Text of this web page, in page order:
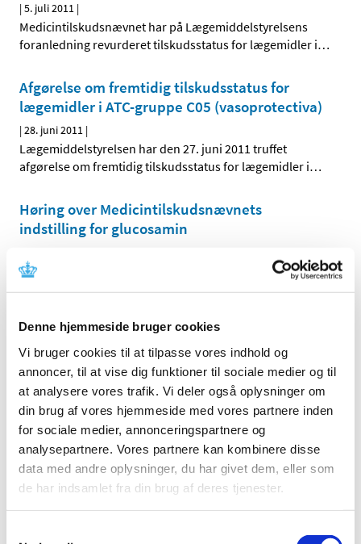
Denne hjemmeside bruger cookies
Vi bruger cookies til at tilpasse vores indhold og
annoncer, til at vise dig funktioner til sociale medier og til
at analysere vores trafik. Vi deler også oplysninger om
din brug af vores hjemmeside med vores partnere inden
for sociale medier, annonceringspartnere og
analysepartnere. Vores partnere kan kombinere disse
data med andre oplysninger, du har givet dem, eller som
de har indsamlet fra din brug af deres tjenester.
|5. juli 2011 |
Medicintilskudsnævnet har på Lægemiddelstyrelsens
foranledning revurderet tilskudsstatus for lægemidler i…
Afgørelse om fremtidig tilskudsstatus for
lægemidler i ATC-gruppe C05 (vasoprotectiva)
|28. juni 2011 |
Lægemiddelstyrelsen har den 27. juni 2011 truffet
afgørelse om fremtidig tilskudsstatus for lægemidler i…
Høring over Medicintilskudsnævnets
indstilling for glucosamin
Medicintilskudsnævnet har revurderet tilskudsstatus for
lægemidler, der indeholder glucosamin. Lægemidlerne…
Høring over Medicintilskudsnævnets
indstilling til tilskudsstatus for lægemidler til
behandling af depression og angst
(lægemidler i ATC-gruppe N06A m.fl.)
|6. maj 2011|
Medicintilskudsnævnet har på Lægemiddelstyrelsens
foranledning revurderet tilskudsstatus for lægemidler i…
Lægemiddelstyrelsen indleder ad hoc
revurdering af tilskudsstatus for glucosamin